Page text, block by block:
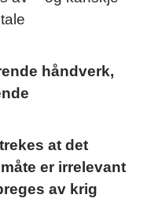
håndverk,
at det
er irrelevant
av krig